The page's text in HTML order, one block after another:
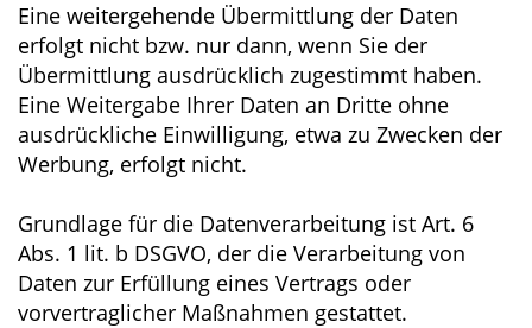
Eine weitergehende Übermittlung der Daten
erfolgt nicht bzw. nur dann, wenn Sie der
Übermittlung ausdrücklich zugestimmt haben.
Eine Weitergabe Ihrer Daten an Dritte ohne
ausdrückliche Einwilligung, etwa zu Zwecken der
Werbung, erfolgt nicht.
Grundlage für die Datenverarbeitung ist Art. 6
Abs. 1 lit. b DSGVO, der die Verarbeitung von
Daten zur Erfüllung eines Vertrags oder
vorvertraglicher Maßnahmen gestattet.